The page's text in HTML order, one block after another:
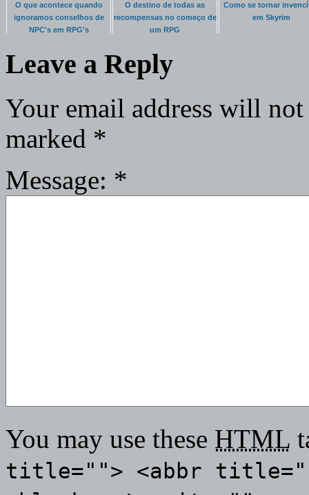
O que acontece quando
ignoramos conselhos de
NPC's em RPG's
O destino de todas as
recompensas no começo de
um RPG
Como se tornar
em Skyrim
Leave a Reply
Your email address will
marked *
Message: *
You may use these HTML
title=""> <abbr